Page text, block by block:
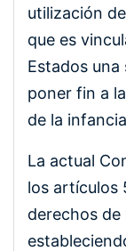
utilización
que es
Estados una
poner fin a
de la
La actual
los artículos
derechos de